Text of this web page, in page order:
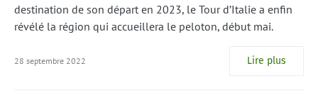
destination de son départ en 2023, le Tour d’Italie a enfin
révélé la région qui accueillera le peloton, début mai.
28 septembre 2022 Lire plus